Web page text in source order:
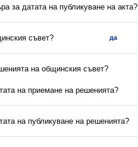
за датата на публикуване на акта?
съвет? да
на общинския съвет?
на приемане на решенията?
на публикуване на решенията?